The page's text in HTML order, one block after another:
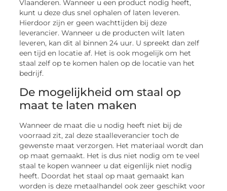
Vlaanderen. Wanneer u een product nodig heeft,
kunt u deze dus snel ophalen of laten leveren.
Hierdoor zijn er geen wachttijden bij deze
leverancier. Wanneer u de producten wilt laten
leveren, kan dit al binnen 24 uur. U spreekt dan zelf
een tijd en locatie af. Het is ook mogelijk om het
staal zelf op te komen halen op de locatie van het
bedrijf.
De mogelijkheid om staal op
maat te laten maken
Wanneer de maat die u nodig heeft niet bij de
voorraad zit, zal deze staalleverancier toch de
gewenste maat verzorgen. Het materiaal wordt dan
op maat gemaakt. Het is dus niet nodig om te veel
staal te kopen wanneer u dat eigenlijk niet nodig
heeft. Doordat het staal op maat gemaakt kan
worden is deze metaalhandel ook zeer geschikt voor